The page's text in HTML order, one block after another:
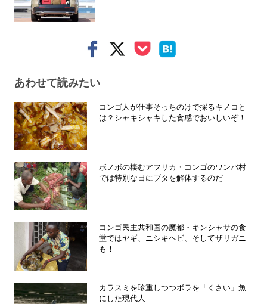
あわせて読みたい
コンゴ人が仕事そっちのけで採るキノコと
は？シャキシャキした食感でおいしいぞ！
ボノボの棲むアフリカ・コンゴのワンバ村
では特別な日にブタを解体するのだ
コンゴ民主共和国の魔都・キンシャサの食
堂ではヤギ、ニシキヘビ、そしてザリガニ
も！
カラスミを珍重しつつボラを「くさい」魚
にした現代人